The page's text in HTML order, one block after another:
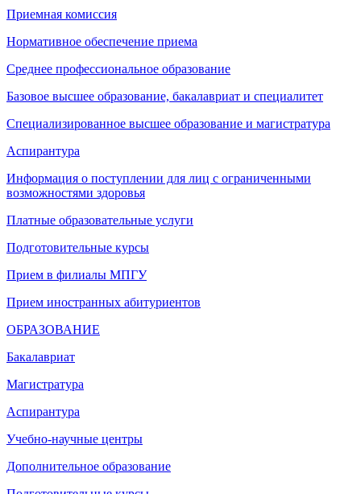
Приемная комиссия
Нормативное обеспечение приема
Среднее профессиональное образование
Базовое высшее образование, бакалавриат и специалитет
Специализированное высшее образование и магистратура
Аспирантура
Информация о поступлении для лиц с ограниченными
возможностями здоровья
Платные образовательные услуги
Подготовительные курсы
Прием в филиалы МПГУ
Прием иностранных абитуриентов
ОБРАЗОВАНИЕ
Бакалавриат
Магистратура
Аспирантура
Учебно-научные центры
Дополнительное образование